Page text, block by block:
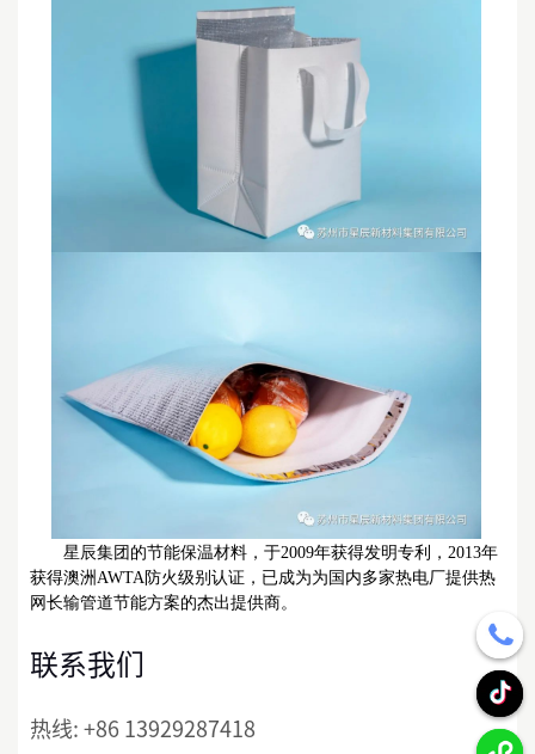
星辰集团的节能保温材料，于2009年获得发明专利，2013年
获得澳洲AWTA防火级别认证，已成为为国内多家热电厂提供热
网长输管道节能方案的杰出提供商。
联系我们
热线:+86 13929287418